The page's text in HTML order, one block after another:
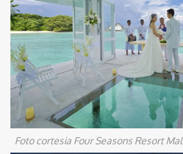
Foto cortesia Four Seasons Resort